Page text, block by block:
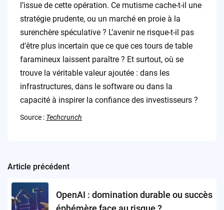
l’issue de cette opération. Ce mutisme cache-t-il une
stratégie prudente, ou un marché en proie à la
surenchère spéculative ? L’avenir ne risque-t-il pas
d’être plus incertain que ce que ces tours de table
faramineux laissent paraître ? Et surtout, où se
trouve la véritable valeur ajoutée : dans les
infrastructures, dans le software ou dans la
capacité à inspirer la confiance des investisseurs ?
Source : Techcrunch
Post
navigation
Article précédent
OpenAI : domination durable ou succès